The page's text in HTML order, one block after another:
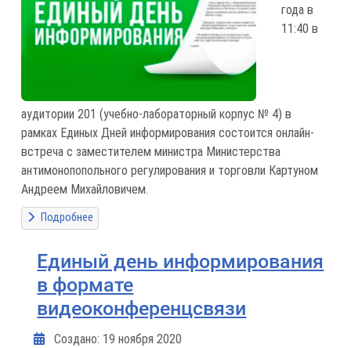
года в
11:40 в
аудитории 201 (учебно-лабораторный корпус № 4) в
рамках Единых Дней информирования состоится онлайн-
встреча с заместителем министра Министерства
антимонопопольного регулирования и торговли Картуном
Андреем Михайловичем.
Подробнее
Единый день информирования
в формате
видеоконференцсвязи
Информация о материале
Создано: 19 ноября 2020